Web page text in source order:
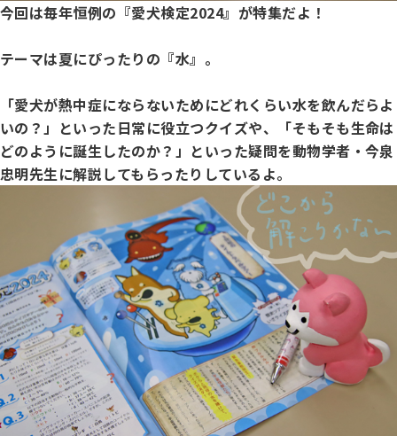
入会のご案内
3分でわかるジャパンケネルクラブ
ジャパンケネルクラブチャンネルYouTube
ガゼットのご案内
犬種別犬籍登録頭数
長寿犬表彰について
繁殖についての基礎知識
正しいブリーディングと守るべき心得
ティーカッププードル、豆柴について
遺伝子疾患について考えよう
「動物の愛護及び管理に関する法律」
股関節形成不全症(HD)と肘関節異形成症(ED)について
訓練競技会
アジリティー競技会
フライボール競技会
オビディエンス競技会
IGP
BH
審査員
アニマル衛生士
自主研修会／日程
今回は毎年恒例の『愛犬検定2024』が特集だよ！
テーマは夏にぴったりの『水』。
「愛犬が熱中症にならないためにどれくらい水を飲んだらよ
いの？」といった日常に役立つクイズや、「そもそも生命は
どのように誕生したのか？」といった疑問を動物学者・今泉
忠明先生に解説してもらったりしているよ。